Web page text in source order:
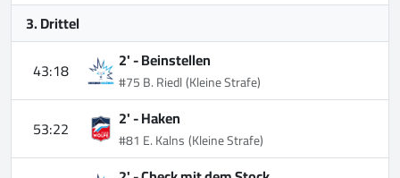
3. Drittel
43:18
2' -Beinstellen
#75 B. Riedl(Kleine Strafe)
53:22 2' -Haken
#81 E. Kalns(Kleine Strafe)